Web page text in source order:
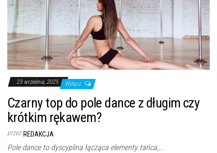
23 września, 2025 Wyłącz
Czarny top do pole dance z długim czy
krótkim rękawem?
przez REDAKCJA
Pole dance to dyscyplina łącząca elementy tańca,...